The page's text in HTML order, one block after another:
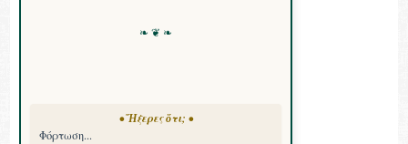
❧ ❦ ❧
• Ἤξερες ὅτι; •
Φόρτωση...